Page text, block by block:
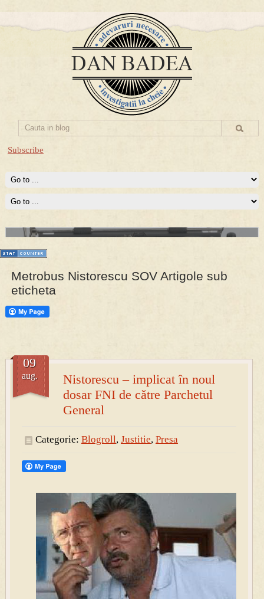
Subscribe
PRESA
Prima mea carte publicata (Nemira)
Averea Presedintelui: prima lucrare despre controversatele
conturi secrete ale Securitatii.
Metrobus Nistorescu SOV Artigole sub
eticheta
Nistorescu – implicat în noul
dosar FNI de către Parchetul
General
09
aug.
Categorie: Blogroll, Justitie, Presa